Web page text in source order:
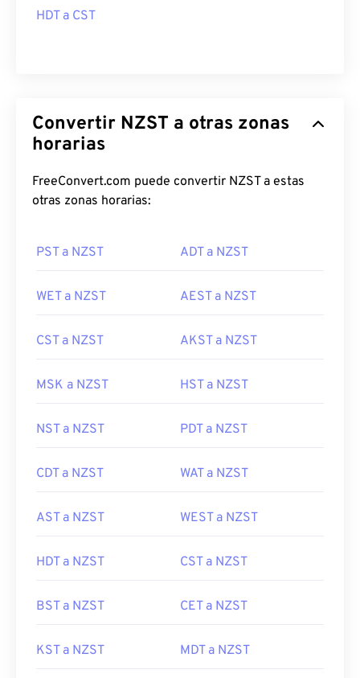
HDT a CST
Convertir NZST a otras zonas
horarias
FreeConvert.com puede convertir NZST a estas
otras zonas horarias:
PST a NZST ADT a NZST
WET a NZST AEST a NZST
CST a NZST AKST a NZST
MSK a NZST HST a NZST
NST a NZST PDT a NZST
CDT a NZST WAT a NZST
AST a NZST WEST a NZST
HDT a NZST CST a NZST
BST a NZST CET a NZST
KST a NZST MDT a NZST